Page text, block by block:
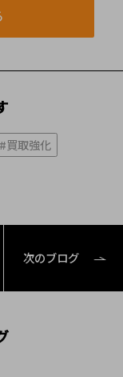
#買取強化
次のブログ